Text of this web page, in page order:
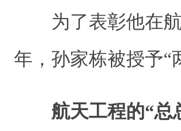
为了表彰他在航
年，孙家栋被授予
航天工程的“总